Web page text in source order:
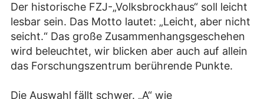
Der historische FZJ-„Volksbrockhaus“ soll leicht
lesbar sein. Das Motto lautet: „Leicht, aber nicht
seicht.“ Das große Zusammenhangsgeschehen
wird beleuchtet, wir blicken aber auch auf allein
das Forschungszentrum berührende Punkte.
Die Auswahl fällt schwer. „A“ wie